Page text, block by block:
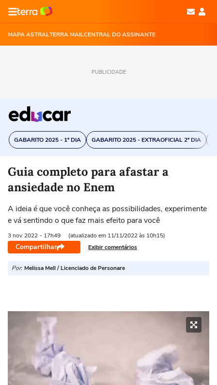
MAPA ASTRALTERRA MAILCENTRAL DO ASSINANTE
PUBLICIDADE
GABARITO 2025 - 1º DIA GABARITO 2025 - EXTRAOFICIAL 2º DIA
Guia completo para afastar a
ansiedade no Enem
A ideia é que você conheça as possibilidades, experimente
e vá sentindo o que faz mais efeito para você
3 nov 2022 - 17h49 (atualizado em 11/11/2022 às 10h15)
Compartilhar Exibir comentários
Por: Melissa Mell / Licenciado de Personare